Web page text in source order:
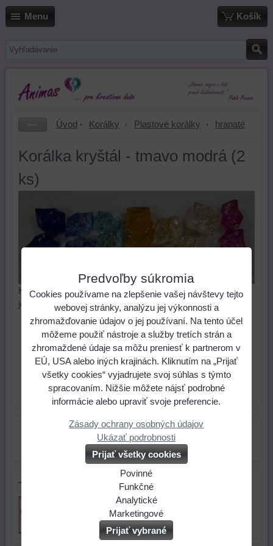
Menu Košík
Úvod Korálky Plastové korálky hranaté
Korálka kryštál - tmavo modrá (2
ks)
Krásna korálka v tvare kryštálu. Očko na uchytenie na
jednej hrane. Cena za 2 ks.
Cena: 0,16 €
ks Do košíka
Skladové číslo:Dostupnosť:Skladom
Tip na darček
Predvoľby súkromia
Cookies používame na zlepšenie vašej návštevy tejto
webovej stránky, analýzu jej výkonnosti a
zhromažďovanie údajov o jej používaní. Na tento účel
môžeme použiť nástroje a služby tretích strán a
zhromaždené údaje sa môžu preniesť k partnerom v
EÚ, USA alebo iných krajinách. Kliknutím na „Prijať
všetky cookies“ vyjadrujete svoj súhlas s týmto
spracovaním. Nižšie môžete nájsť podrobné
informácie alebo upraviť svoje preferencie.
Zásady ochrany osobných údajov
Ukázať podrobnosti
Prijať všetky cookies
Povinné
Funkčné
Analytické
Marketingové
Prijať vybrané